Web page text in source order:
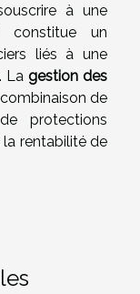
à une
constitue un
liés à une
La gestion des
de
protections
la rentabilité de